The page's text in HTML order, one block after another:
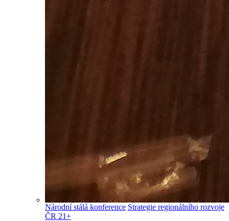
Národní stálá konference Strategie regionálního rozvoje
ČR 21+